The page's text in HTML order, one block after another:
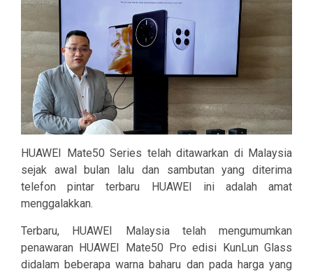
HUAWEI Mate50 Series telah ditawarkan di Malaysia
sejak awal bulan lalu dan sambutan yang diterima
telefon pintar terbaru HUAWEI ini adalah amat
menggalakkan.
Terbaru, HUAWEI Malaysia telah mengumumkan
penawaran HUAWEI Mate50 Pro edisi KunLun Glass
didalam beberapa warna baharu dan pada harga yang